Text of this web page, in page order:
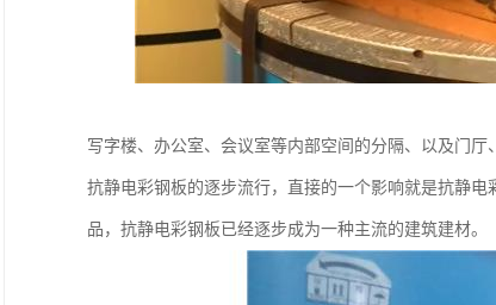
写字楼、办公室、会议室等内部空间的分隔、以及门厅
抗静电彩钢板的逐步流行，直接的一个影响就是抗静
品，抗静电彩钢板已经逐步成为一种主流的建筑建材。